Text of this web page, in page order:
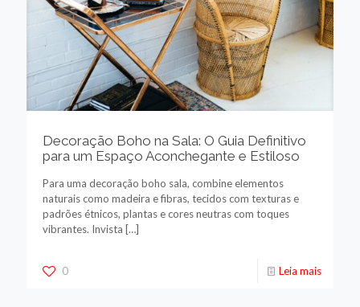
Decoração Boho na Sala: O Guia Definitivo
para um Espaço Aconchegante e Estiloso
Para uma decoração boho sala, combine elementos
naturais como madeira e fibras, tecidos com texturas e
padrões étnicos, plantas e cores neutras com toques
vibrantes. Invista […]
0 Leia mais